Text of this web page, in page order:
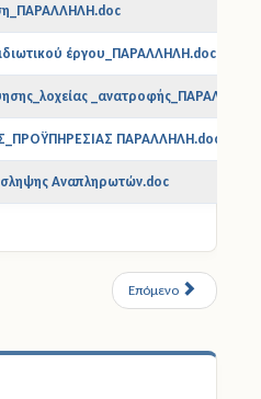
έργου_ΠΑΡΑΛΛΗΛΗ.doc
ΠΑΡΑΛΛΗΛΗ.doc
Αναπληρωτών.doc
Επόμενο